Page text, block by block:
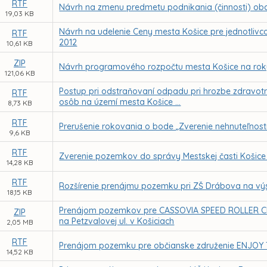
RTF
19,03 KB
Návrh na zmenu predmetu podnikania (činnosti)
RTF
10,61 KB
Návrh na udelenie Ceny mesta Košice pre
2012
ZIP
121,06 KB
Návrh programového rozpočtu mesta Košice na
RTF
8,73 KB
Postup pri odstraňovaní odpadu pri hrozbe
osôb na území mesta Košice ...
RTF
9,6 KB
Prerušenie rokovania o bode „Zverenie
RTF
14,28 KB
Zverenie pozemkov do správy Mestskej časti
RTF
18,15 KB
Rozšírenie prenájmu pozemku pri ZŠ Drábova na
ZIP
2,05 MB
Prenájom pozemkov pre CASSOVIA SPEED
na Petzvalovej ul. v Košiciach
RTF
14,52 KB
Prenájom pozemku pre občianske združenie